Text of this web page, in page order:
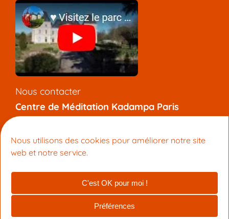
Nous utilisons des cookies pour améliorer notre site
web et notre service.
C'est OK pour moi !
Préférences
Nous contacter
Centre de Méditation Kadampa Paris
7 rue de l’Aqueduc, 75010 Paris
+33 (0) 9 81 92 47 12
info@meditation-paris.org
Bouddhisme
© 2026 Centre de Méditation Kadampa Paris